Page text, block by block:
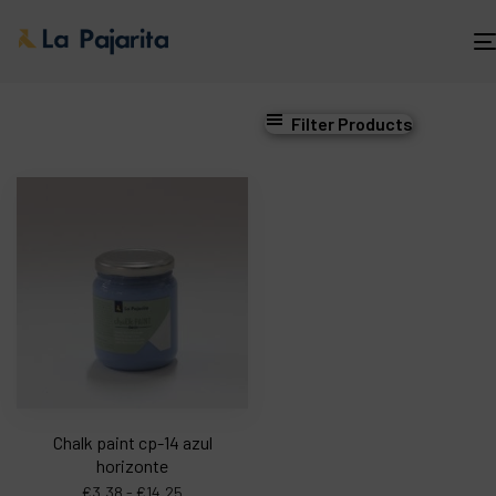
Filter Products
Chalk paint cp-14 azul
horizonte